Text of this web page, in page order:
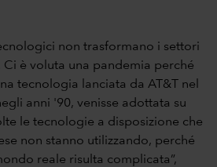
non trasformano i settori
è voluta una pandemia perché
tecnologia lanciata da AT&T nel
anni '90, venisse adottata su
le tecnologie a disposizione che
non stanno utilizzando, perché
reale risulta complicata”,